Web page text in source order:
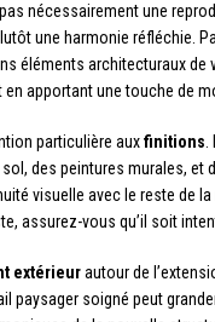
nécessairement une
une harmonie réfléchie.
éléments architecturaux de
en apportant une touche de
particulière auxfinitions
des peintures murales, et
visuelle avec le reste de
assurez-vous qu’il soit
extérieurautour de
paysager soigné peut